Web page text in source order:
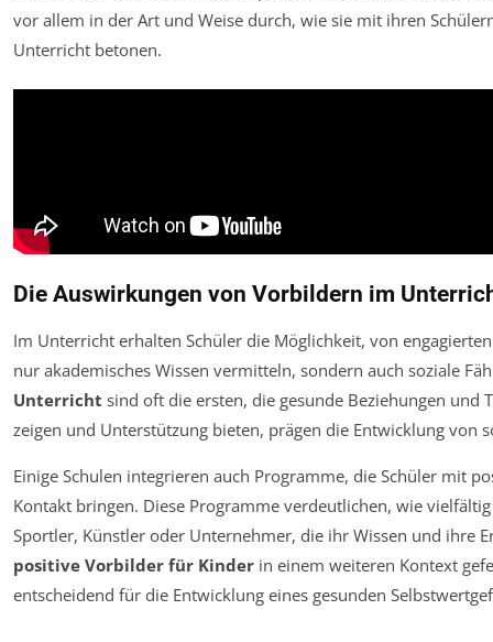
vor allem in der Art und Weise durch, wie sie mit ihren
Unterricht betonen.
Die Auswirkungen von Vorbildern im
Im Unterricht erhalten Schüler die Möglichkeit, von
nur akademisches Wissen vermitteln, sondern auch soziale
Unterricht sind oft die ersten, die gesunde Beziehungen
zeigen und Unterstützung bieten, prägen die Entwicklung von
Einige Schulen integrieren auch Programme, die Schüler mit
Kontakt bringen. Diese Programme verdeutlichen, wie
Sportler, Künstler oder Unternehmer, die ihr Wissen und ihre
positive Vorbilder für Kinder in einem weiteren Kontext
entscheidend für die Entwicklung eines gesunden